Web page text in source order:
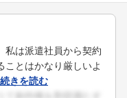
私は派遣社員から契約
ことはかなり厳しいよ
きを読む